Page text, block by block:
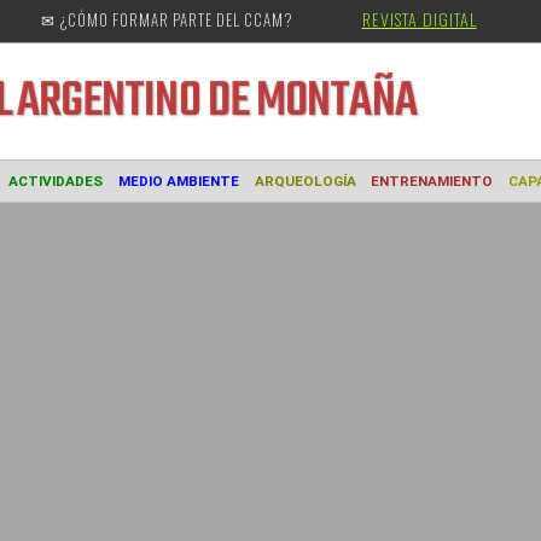
✉ ¿CÓMO FORMAR PARTE DEL CCAM? REVISTA DIGITAL
ARGENTINO DE MONTAÑA
ACTIVIDADES MEDIO AMBIENTE ARQUEOLOGÍA